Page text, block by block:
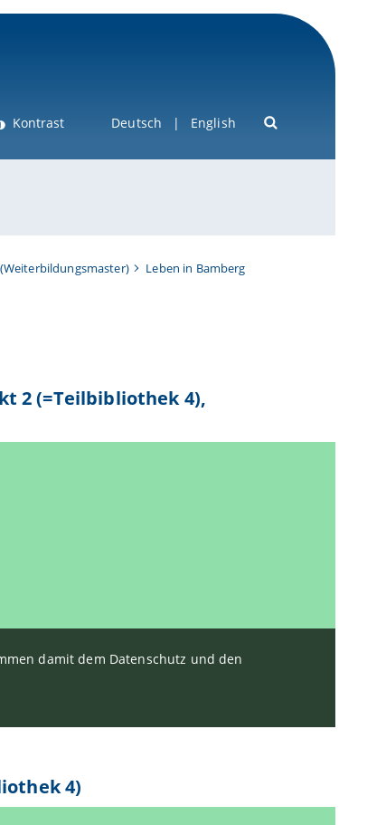
Kontrast Deutsch English
Leben in Bamberg
2 (=Teilbibliothek 4),
damit dem Datenschutz und den
4)